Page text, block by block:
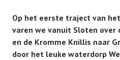
Op het eerste traject van
varen we vanuit Sloten over
en de Kromme Knillis naar
door het leuke waterdorp